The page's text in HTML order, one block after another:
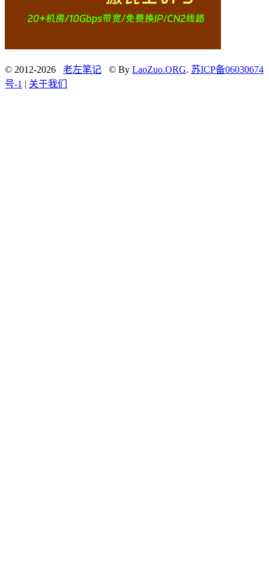
© 2012-2026 老左笔记 © By LaoZuo.ORG. 苏ICP备06030674
号-1 | 关于我们